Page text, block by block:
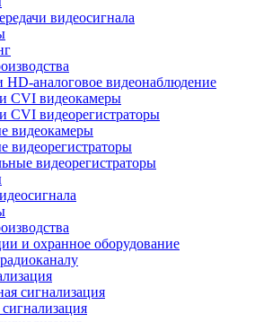
видеосигнала
аналоговое видеонаблюдение
CVI видеокамеры
CVI видеорегистраторы
видеокамеры
видеорегистраторы
видеорегистраторы
и охранное оборудование
сигнализация